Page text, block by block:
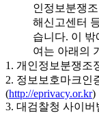
인정보분쟁
해신고센터
습니다. 이
여는 아래의
1. 개인정보분쟁조
2. 정보보호마크인
(http://eprivacy.or.kr)
3. 대검찰청 사이버